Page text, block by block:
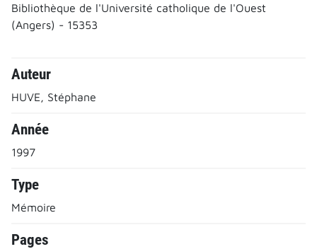
Bibliothèque de l'Université catholique de l'Ouest
(Angers) - 15353
Auteur
HUVE, Stéphane
Année
1997
Type
Mémoire
Pages